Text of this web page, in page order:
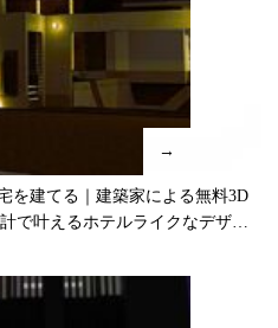
→
を建てる｜建築家による無料3D
で叶えるホテルライクなデザイ